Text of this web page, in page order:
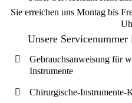
Sie erreichen uns Montag bis
Unsere Servicenummer
Gebrauchsanweisung für
Instrumente
Chirurgische-Instrumente-